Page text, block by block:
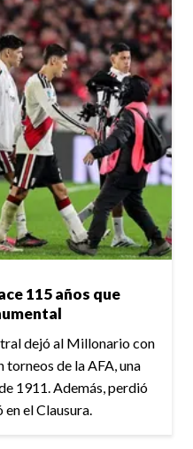
115 años que
dejó al Millonario con
torneos de la AFA, una
1911. Además, perdió
el Clausura.